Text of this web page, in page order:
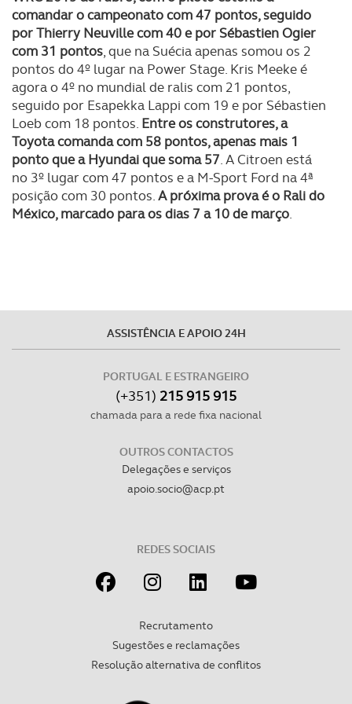
comandar o campeonato com 47 pontos, seguido
por Thierry Neuville com 40 e por Sébastien Ogier
com 31 pontos, que na Suécia apenas somou os 2
pontos do 4º lugar na Power Stage. Kris Meeke é
agora o 4º no mundial de ralis com 21 pontos,
seguido por Esapekka Lappi com 19 e por Sébastien
Loeb com 18 pontos. Entre os construtores, a
Toyota comanda com 58 pontos, apenas mais 1
ponto que a Hyundai que soma 57. A Citroen está
no 3º lugar com 47 pontos e a M-Sport Ford na 4ª
posição com 30 pontos.A próxima prova é o Rali do
México, marcado para os dias 7 a 10 de março.
ASSISTÊNCIA E APOIO 24H
PORTUGAL E ESTRANGEIRO
(+351) 215 915 915
chamada para a rede fixa nacional
OUTROS CONTACTOS
Delegações e serviços
apoio.socio@acp.pt
REDES SOCIAIS
Recrutamento
Sugestões e reclamações
Resolução alternativa de conflitos